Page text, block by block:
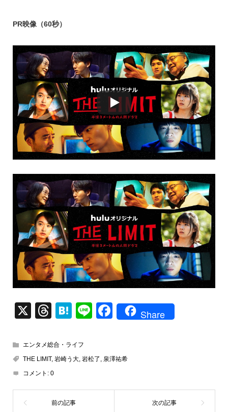
PR映像（60秒）
X
T
e
a
d
s
H
e
n
Li
F
e
o
Share
エンタメ総合・ライフ
THE LIMIT, 岩崎う大, 岩松了 , 泉澤祐希
コメント: 0